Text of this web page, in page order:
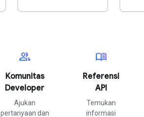
group
Komunitas
Developer
Ajukan
pertanyaan dan
menu_book
Referensi
API
Temukan
informasi